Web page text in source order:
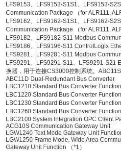
LFS9153、LFS9153-S1S1、LFS9153-
Communication Package （for ALR111,
LFS9162、LFS9162-S1S1、LFS9162-
Communication Package （for ALR111,
LFS9182、LFS9182-S11 Modbus
LFS9186、LFS9196-S11 ControlLogix
LFS9281、LFS9281-S11 Modbus
LFS9291、LFS9291-S11、LFS9291-S21
换器，用于连接CS3000控制系统。
ABC11D Dual-Redundant Bus Converter
LBC1210 Standard Bus Converter
LBC1220 Standard Bus Converter
LBC1230 Standard Bus Converter
LBC1260 Standard Bus Converter
LBC2100 System Integration OPC Client
ACG10S Communication Gateway Unit
LGW1240 Text Mode Gateway Unit
LGW1250 Frame Mode, Wide Area
Gateway Unit Function （*1）